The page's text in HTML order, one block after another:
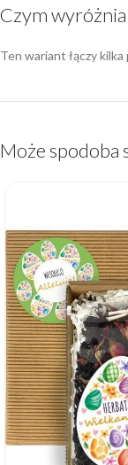
Czym
Ten wariant łączy
Może spodoba